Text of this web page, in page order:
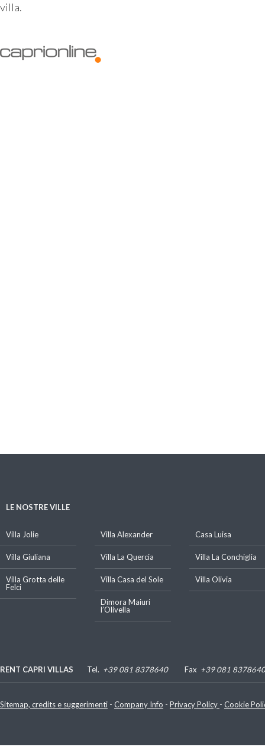
villa.
LE NOSTRE VILLE
Villa Jolie Villa Alexander Casa Luisa
Villa Giuliana Villa La Quercia Villa La Conchiglia
Villa Grotta delle
Felci
Villa Casa del Sole Villa Olivia
Dimora Maiuri
l’Olivella
RENT CAPRI VILLAS Tel. +39 081 8378640 Fax +39 081 8378640
Sitemap, credits e suggerimenti - Company Info - Privacy Policy - Cookie
Via Lo Palazzo, 30 - 80073 Capri (Napoli) - Italy